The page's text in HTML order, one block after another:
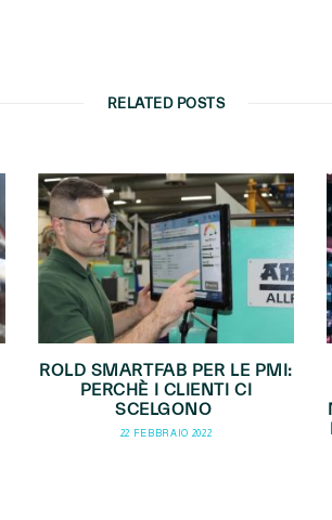
RELATED POSTS
ROLD SMARTFAB PER LE PMI:
PERCHÈ I CLIENTI CI
SCELGONO
22 FEBBRAIO 2022